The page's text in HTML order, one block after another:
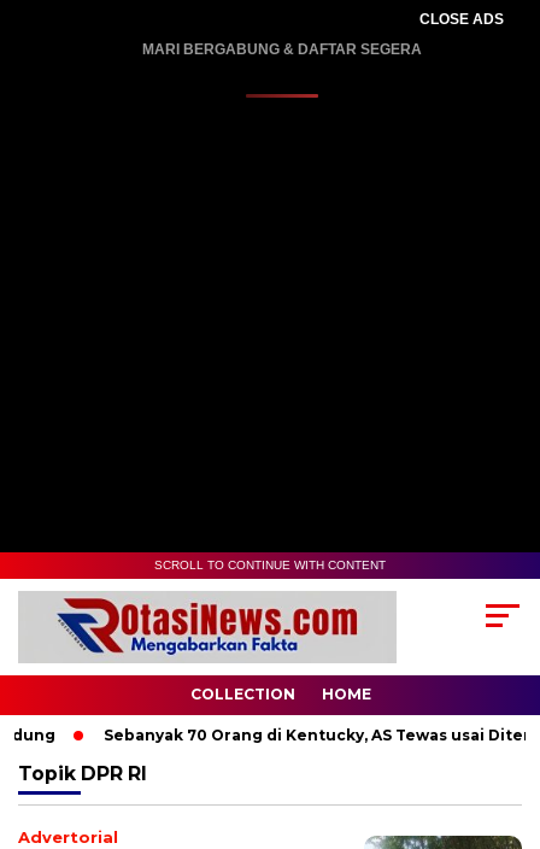
CLOSE ADS
MARI BERGABUNG & DAFTAR SEGERA
SCROLL TO CONTINUE WITH CONTENT
COLLECTION HOME
Sebanyak 70 Orang di Kentucky, AS Tewas usai
Topik DPR RI
Advertorial